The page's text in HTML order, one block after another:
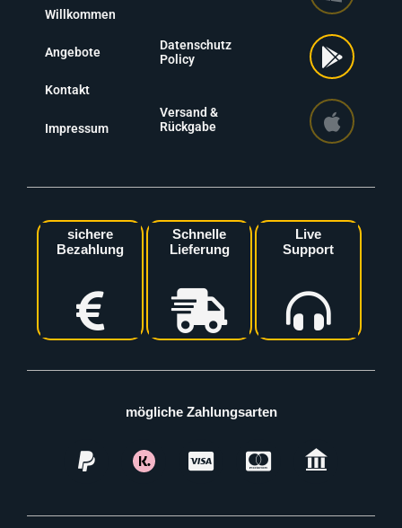
Willkommen
Angebote
Kontakt
Impressum
Datenschutz
Policy
Versand &
Rückgabe
sichere
Bezahlung
Schnelle
Lieferung
Live
Support
mögliche Zahlungsarten